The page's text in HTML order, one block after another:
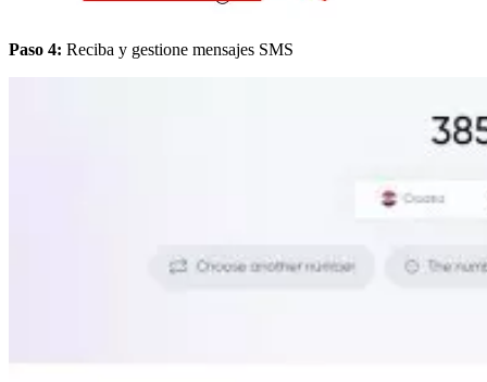
Paso 4: Reciba y gestione mensajes SMS